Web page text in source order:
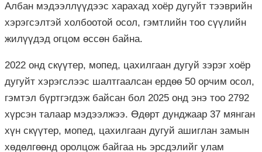
Албан мэдээллүүдээс харахад хоёр дугуйт тээврийн
хэрэгсэлтэй холбоотой осол, гэмтлийн тоо сүүлийн
жилүүдэд огцом өссөн байна.
2022 онд скүүтер, мопед, цахилгаан дугуй зэрэг хоёр
дугуйт хэрэгслээс шалтгаалсан ердөө 50 орчим осол,
гэмтэл бүртгэгдэж байсан бол 2025 онд энэ тоо 2792
хүрсэн талаар мэдээлжээ. Өдөрт дунджаар 37 мянган
хүн скүүтер, мопед, цахилгаан дугуй ашиглан замын
хөдөлгөөнд оролцож байгаа нь эрсдэлийг улам